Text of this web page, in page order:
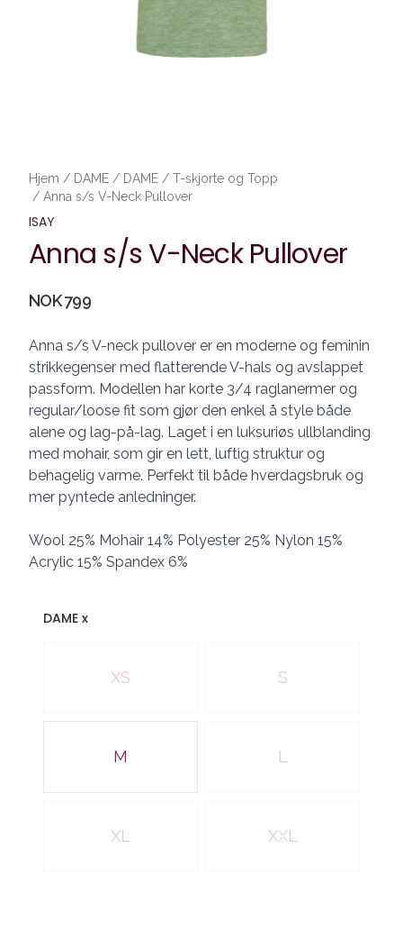
Hjem / DAME / DAME / T-skjorte og Topp
/ Anna s/s V-Neck Pullover
ISAY
Anna s/s V-Neck Pullover
Produktdetaljer
NOK 799
Description
Anna s/s V-neck pullover er en moderne og feminin
strikkegenser med flatterende V-hals og avslappet
passform. Modellen har korte 3/4 raglanermer og
regular/loose fit som gjør den enkel å style både
alene og lag-på-lag. Laget i en luksuriøs ullblanding
med mohair, som gir en lett, luftig struktur og
behagelig varme. Perfekt til både hverdagsbruk og
mer pyntede anledninger.
Wool 25% Mohair 14% Polyester 25% Nylon 15%
Acrylic 15% Spandex 6%
DAME x
XS S
M L
XL XXL